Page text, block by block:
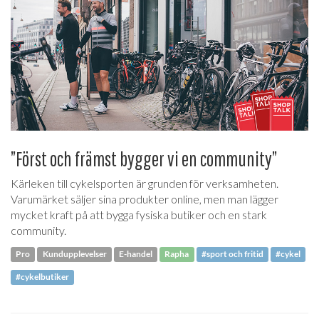
”Först och främst bygger vi en community”
Kärleken till cykelsporten är grunden för verksamheten.
Varumärket säljer sina produkter online, men man lägger
mycket kraft på att bygga fysiska butiker och en stark
community.
Pro Kundupplevelser E-handel Rapha #sport och fritid #cykel
#cykelbutiker